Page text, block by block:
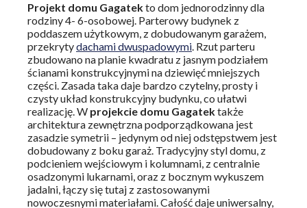
Projekt domu Gagatekto dom jednorodzinny dla
rodziny 4- 6-osobowej. Parterowy budynek z
poddaszem użytkowym, z dobudowanym garażem,
przekrytydachami dwuspadowymi. Rzut parteru
zbudowano na planie kwadratu z jasnym podziałem
ścianami konstrukcyjnymi na dziewięć mniejszych
części. Zasada taka daje bardzo czytelny, prosty i
czysty układ konstrukcyjny budynku, co ułatwi
realizację. W projekcie domu Gagatektakże
architektura zewnętrzna podporządkowana jest
zasadzie symetrii – jedynym od niej odstępstwem jest
dobudowany z boku garaż. Tradycyjny styl domu, z
podcieniem wejściowym i kolumnami, z centralnie
osadzonymi lukarnami, oraz z bocznym wykuszem
jadalni, łączy się tutaj z zastosowanymi
nowoczesnymi materiałami. Całość daje uniwersalny,